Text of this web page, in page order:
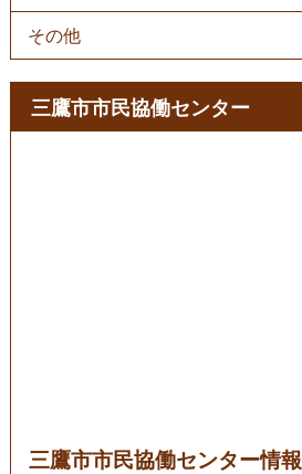
その他
三鷹市市民協働センター
三鷹市市民協働センター情報